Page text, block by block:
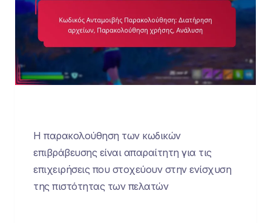
Η παρακολούθηση των κωδικών
επιβράβευσης είναι απαραίτητη για τις
επιχειρήσεις που στοχεύουν στην ενίσχυση
της πιστότητας των πελατών